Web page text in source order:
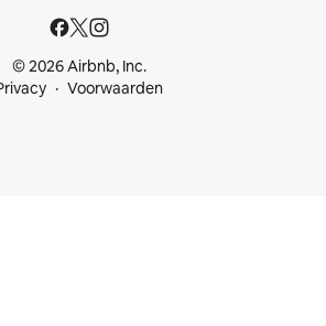
© 2026 Airbnb, Inc.
Voorwaarden